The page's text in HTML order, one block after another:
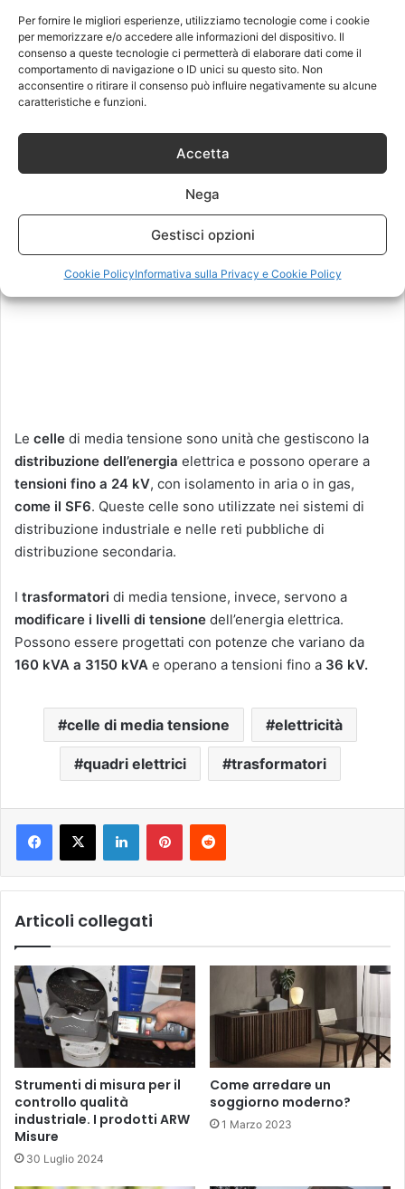
Per fornire le migliori esperienze, utilizziamo tecnologie come i cookie
per memorizzare e/o accedere alle informazioni del dispositivo. Il
consenso a queste tecnologie ci permetterà di elaborare dati come il
comportamento di navigazione o ID unici su questo sito. Non
acconsentire o ritirare il consenso può influire negativamente su alcune
caratteristiche e funzioni.
Accetta
Nega
Gestisci opzioni
Cookie PolicyInformativa sulla Privacy e Cookie Policy
Le celle di media tensione sono unità che gestiscono la
distribuzione dell’energia elettrica e possono operare a
tensioni fino a 24 kV, con isolamento in aria o in gas,
come il SF6. Queste celle sono utilizzate nei sistemi di
distribuzione industriale e nelle reti pubbliche di
distribuzione secondaria.
I trasformatori di media tensione, invece, servono a
modificare i livelli di tensione dell’energia elettrica.
Possono essere progettati con potenze che variano da
160 kVA a 3150 kVA e operano a tensioni fino a 36 kV.
celle di media tensione elettricità
quadri elettrici trasformatori
LinkedInPinterestReddit
Articoli collegati
Strumenti di misura per il
controllo qualità
industriale. I prodotti ARW
Misure
30 Luglio 2024
Come arredare un
soggiorno moderno?
1 Marzo 2023